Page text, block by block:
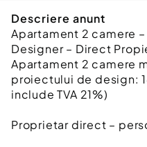
Descriere anunt
Apartament 2 camere
Designer – Direct
Apartament 2 camere
proiectului de design:
include TVA 21%)
Proprietar direct –